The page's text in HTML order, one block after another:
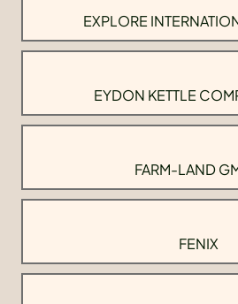
EXPLORE
EYDON KETTLE
FARM-LAND
FENIX